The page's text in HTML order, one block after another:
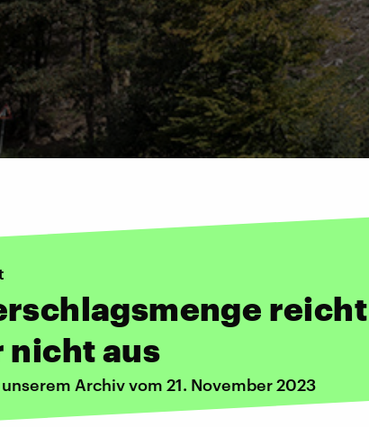
nicht aus
Archiv vom 21. November 2023